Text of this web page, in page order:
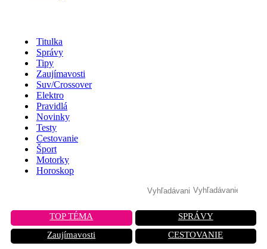
Titulka
Správy
Tipy
Zaujímavosti
Suv/Crossover
Elektro
Pravidlá
Novinky
Testy
Cestovanie
Šport
Motorky
Horoskop
TOP TÉMA
SPRÁVY
Zaujímavosti
CESTOVANIE